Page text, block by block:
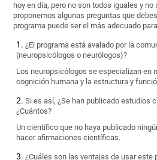
hoy en día, pero no son todos iguales y
proponemos algunas preguntas que
programa puede ser el más adecuado
¿El programa está avalado por la
(neuropsicólogos o neurólogos)?
Los neuropsicólogos se especializan en
cognición humana y la estructura y
Si es así, ¿Se han publicado estudios
¿Cuántos?
Un científico que no haya publicado
hacer afirmaciones científicas.
¿Cuáles son las ventajas de usar este